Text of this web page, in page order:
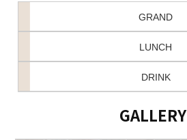
GRAND
LUNCH
DRINK
GALLERY